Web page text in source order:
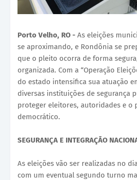
Porto Velho, RO - As eleições
se aproximando, e Rondônia se
que o pleito ocorra de forma
organizada. Com a “Operação
do estado intensifica sua atuação
diversas instituições de segurança
proteger eleitores, autoridades e o
democrático.
SEGURANÇA E INTEGRAÇÃO
As eleições vão ser realizadas no
com um eventual segundo turno